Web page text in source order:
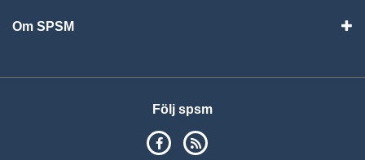
Om SPSM
Följ spsm
SPSM på Facebook